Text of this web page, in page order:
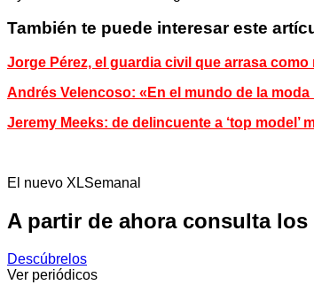
También te puede interesar este
Jorge Pérez, el guardia civil que arrasa como
Andrés Velencoso: «En el mundo de la
Jeremy Meeks: de delincuente a ‘top model’
El nuevo XLSemanal
A partir de ahora consulta
Descúbrelos
Ver periódicos